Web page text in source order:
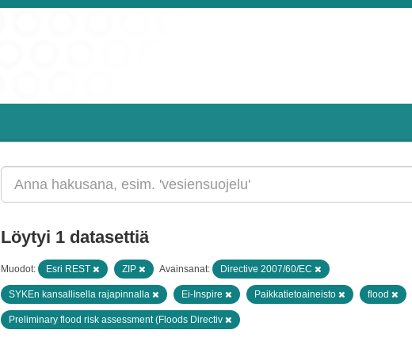
Löytyi 1 datasettiä
Muodot: Esri REST ZIP Avainsanat: Directive 2007/60/EC
SYKEn kansallisella rajapinnalla Ei-Inspire Paikkatietoaineisto flood
Preliminary flood risk assessment (Floods Directiv